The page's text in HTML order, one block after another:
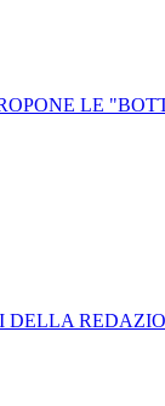
LE
DELLA